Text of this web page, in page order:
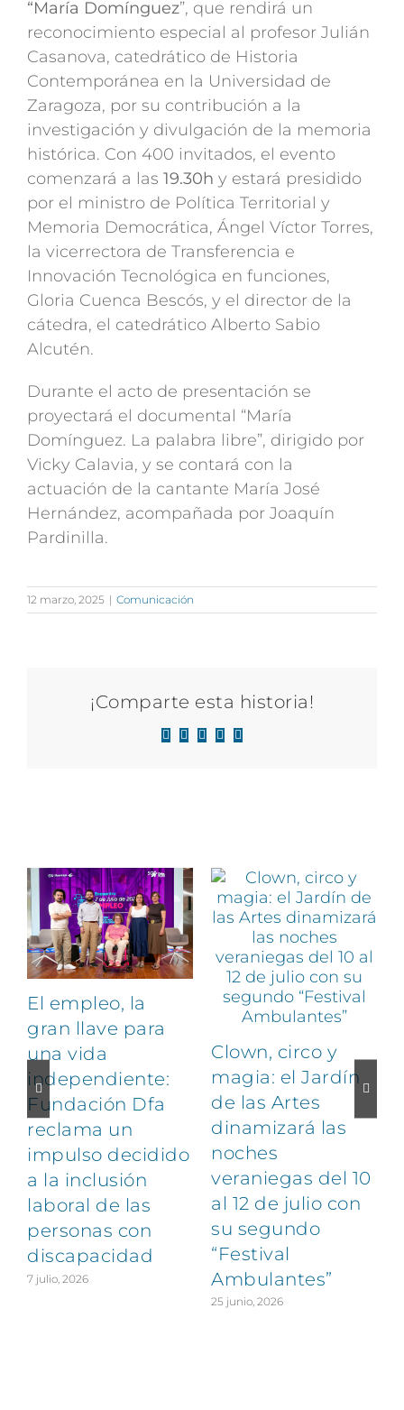
“María Domínguez”, que rendirá un
reconocimiento especial al profesor Julián
Casanova, catedrático de Historia
Contemporánea en la Universidad de
Zaragoza, por su contribución a la
investigación y divulgación de la memoria
histórica. Con 400 invitados, el evento
comenzará a las 19.30h y estará presidido
por el ministro de Política Territorial y
Memoria Democrática, Ángel Víctor Torres,
la vicerrectora de Transferencia e
Innovación Tecnológica en funciones,
Gloria Cuenca Bescós, y el director de la
cátedra, el catedrático Alberto Sabio
Alcutén.
Durante el acto de presentación se
proyectará el documental “María
Domínguez. La palabra libre”, dirigido por
Vicky Calavia, y se contará con la
actuación de la cantante María José
Hernández, acompañada por Joaquín
Pardinilla.
12 marzo, 2025 | Comunicación
¡Comparte esta historia!
Facebook
X LinkedIn
WhatsApp
Correo
El empleo, la
gran llave para
una vida
independiente:
Fundación Dfa
reclama un
impulso decidido
a la inclusión
laboral de las
personas con
discapacidad
7 julio, 2026
Clown, circo y
magia: el Jardín
de las Artes
dinamizará las
noches
veraniegas del 10
al 12 de julio con
su segundo
“Festival
Ambulantes”
25 junio, 2026